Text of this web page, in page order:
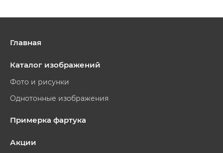
Главная
Каталог изображений
Фото и рисунки
Однотонные изображения
Примерка фартука
Акции